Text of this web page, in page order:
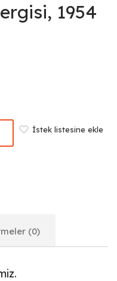
1954
İstek listesine ekle
(0)